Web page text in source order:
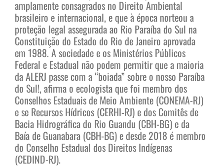
amplamente consagrados no Direito Ambiental
brasileiro e internacional, e que à época norteou a
proteção legal assegurada ao Rio Paraíba do Sul na
Constituição do Estado do Rio de Janeiro aprovada
em 1988. A sociedade e os Ministérios Públicos
Federal e Estadual não podem permitir que a maioria
da ALERJ passe com a “boiada” sobre o nosso Paraíba
do Sul!, afirma o ecologista que foi membro dos
Conselhos Estaduais de Meio Ambiente (CONEMA-RJ)
e se Recursos Hídricos (CERHI-RJ) e dos Comitês de
Bacia Hidrográfica do Rio Guandu (CBH-BG) e da
Baía de Guanabara (CBH-BG) e desde 2018 é membro
do Conselho Estadual dos Direitos Indígenas
(CEDIND-RJ).